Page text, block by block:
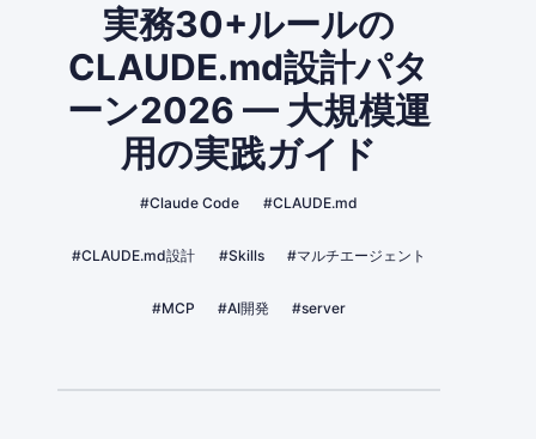
実務30+ルールの
CLAUDE.md設計パタ
ーン2026 — 大規模運
用の実践ガイド
#Claude Code #CLAUDE.md
#CLAUDE.md設計 #Skills #マルチエージェント
#MCP #AI開発 #server